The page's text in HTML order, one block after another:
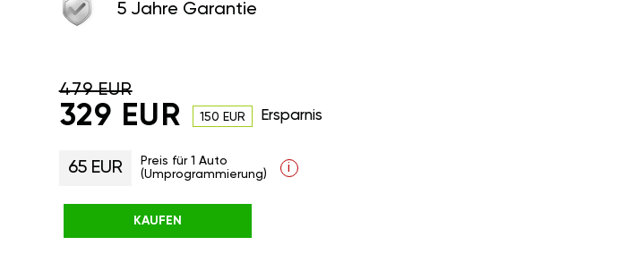
5 Jahre Garantie
479 EUR
329 EUR 150 EUR Ersparnis
65 EUR
Preis für 1 Auto
(Umprogrammierung)
i
KAUFEN